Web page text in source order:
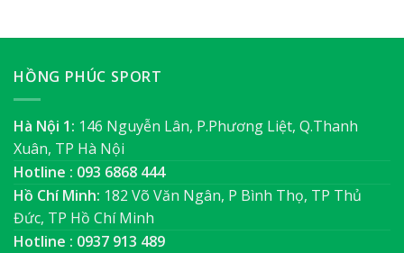
HỒNG PHÚC SPORT
Hà Nội 1: 146 Nguyễn Lân, P.Phương Liệt, Q.Thanh
Xuân, TP Hà Nội
Hotline : 093 6868 444
Hồ Chí Minh: 182 Võ Văn Ngân, P Bình Thọ, TP Thủ
Đức, TP Hồ Chí Minh
Hotline : 0937 913 489